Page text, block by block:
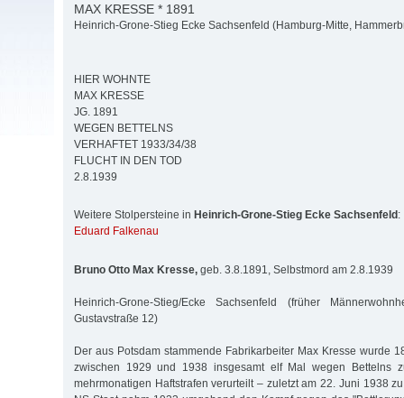
MAX KRESSE * 1891
Heinrich-Grone-Stieg Ecke Sachsenfeld (Hamburg-Mitte,
HIER WOHNTE
MAX KRESSE
JG. 1891
WEGEN BETTELNS
VERHAFTET 1933/34/38
FLUCHT IN DEN TOD
2.8.1939
Weitere Stolpersteine in Heinrich-Grone-Stieg Ecke Sachsenfeld :
Eduard Falkenau
Bruno Otto Max Kresse, geb. 3.8.1891, Selbstmord am 2.8.1939
Heinrich-Grone-Stieg/Ecke Sachsenfeld (früher
Gustavstraße 12)
Der aus Potsdam stammende Fabrikarbeiter Max Kresse wurde
zwischen 1929 und 1938 insgesamt elf Mal wegen Bettelns
mehrmonatigen Haftstrafen verurteilt – zuletzt am 22. Juni 1938